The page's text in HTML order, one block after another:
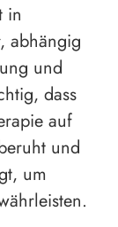
in
abhängig
und
dass
auf
und
um